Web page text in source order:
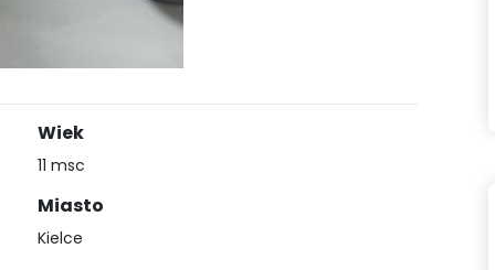
Wiek
11 msc
Miasto
Kielce